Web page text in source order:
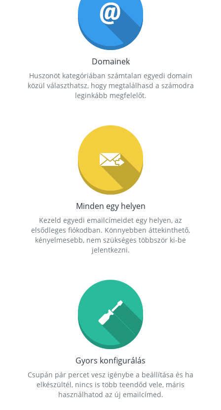
Domainek
Huszonöt kategóriában számtalan egyedi domain
közül választhatsz, hogy megtalálhasd a számodra
leginkább megfelelőt.
Minden egy helyen
Kezeld egyedi emailcímeidet egy helyen, az
elsődleges fiókodban. Könnyebben áttekinthető,
kényelmesebb, nem szükséges többször ki-be
jelentkezni.
Gyors konfigurálás
Csupán pár percet vesz igénybe a beállítása és ha
elkészültél, nincs is több teendőd vele, máris
használhatod az új emailcímed.